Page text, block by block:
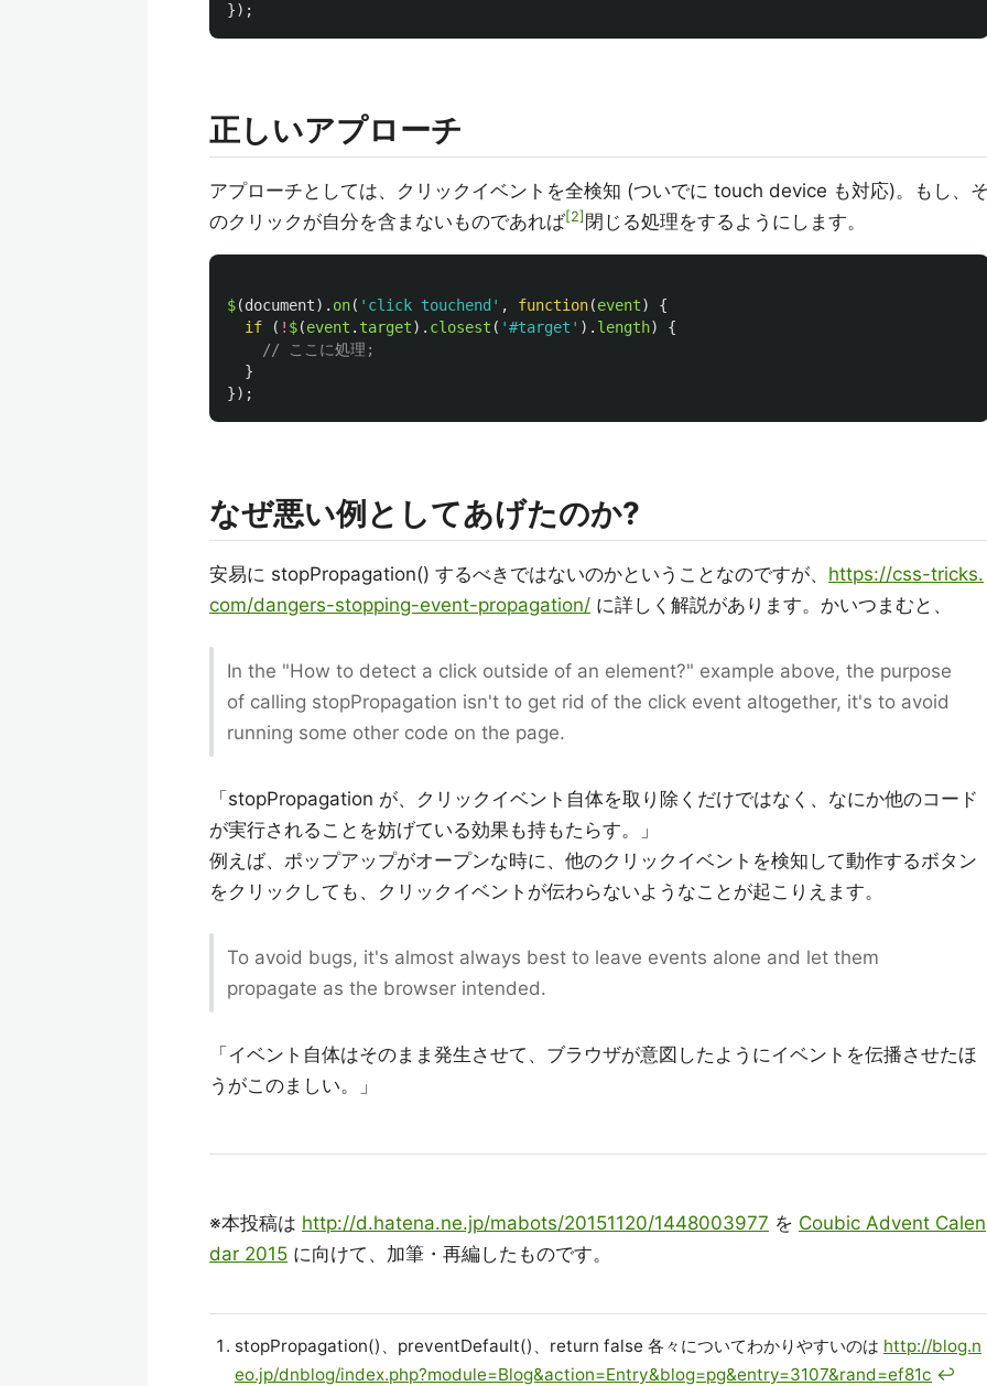
});
正しいアプローチ
アプローチとしては、クリックイベントを全検知 (ついでに touch device も対応)。もし、
のクリックが自分を含まないものであれば 2 閉じる処理をするようにします。
$(document). on( ' click touchend ' , function(event)
{
if
( ! $(event . target). closest ( '#target ' ). length)
{
// ここに処理;
}
});
なぜ悪い例としてあげたのか?
安易に stopPropagation() するべきではないのかということなのですが、 https://css-tricks.
com/dangers-stopping-event-propagation/ に詳しく解説があります。かいつまむと、
In the "How to detect a click outside of an element?" example above, the purpose
of calling stopPropagation isn't to get rid of the click event altogether, it's to avoid
running some other code on the page.
「stopPropagation が、クリックイベント自体を取り除くだけではなく、なにか他のコード
が実行されることを妨げている効果も持もたらす。」
例えば、ポップアップがオープンな時に、他のクリックイベントを検知して動作するボタン
をクリックしても、クリックイベントが伝わらないようなことが起こりえます。
To avoid bugs, it's almost always best to leave events alone and let them
propagate as the browser intended.
「イベント自体はそのまま発生させて、ブラウザが意図したようにイベントを伝播させたほ
うがこのましい。」
※本投稿は http://d.hatena.ne.jp/mabots/20151120/1448003977 を Coubic Advent Calen
dar 2015 に向けて、加筆・再編したものです。
stopPropagation()、preventDefault()、return false 各々についてわかりやすいのは http://blog.n
eo.jp/dnblog/index.php?module=Blog&action=Entry&blog=pg&entry=3107&rand=ef81c ↩